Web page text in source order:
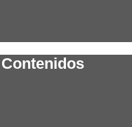
Contenidos